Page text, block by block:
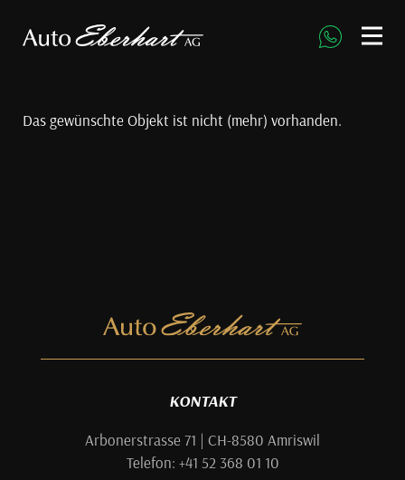
Das gewünschte Objekt ist nicht (mehr) vorhanden.
KONTAKT
Arbonerstrasse 71 | CH-8580 Amriswil
Telefon: +41 52 368 01 10